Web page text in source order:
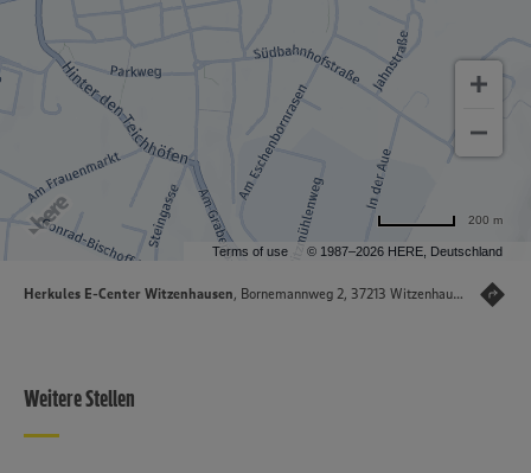
Terms of use © 1987–2026 HERE, Deutschland
200 m
Herkules E-Center Witzenhausen, Bornemannweg 2, 37213 Witzenhausen
Weitere Stellen